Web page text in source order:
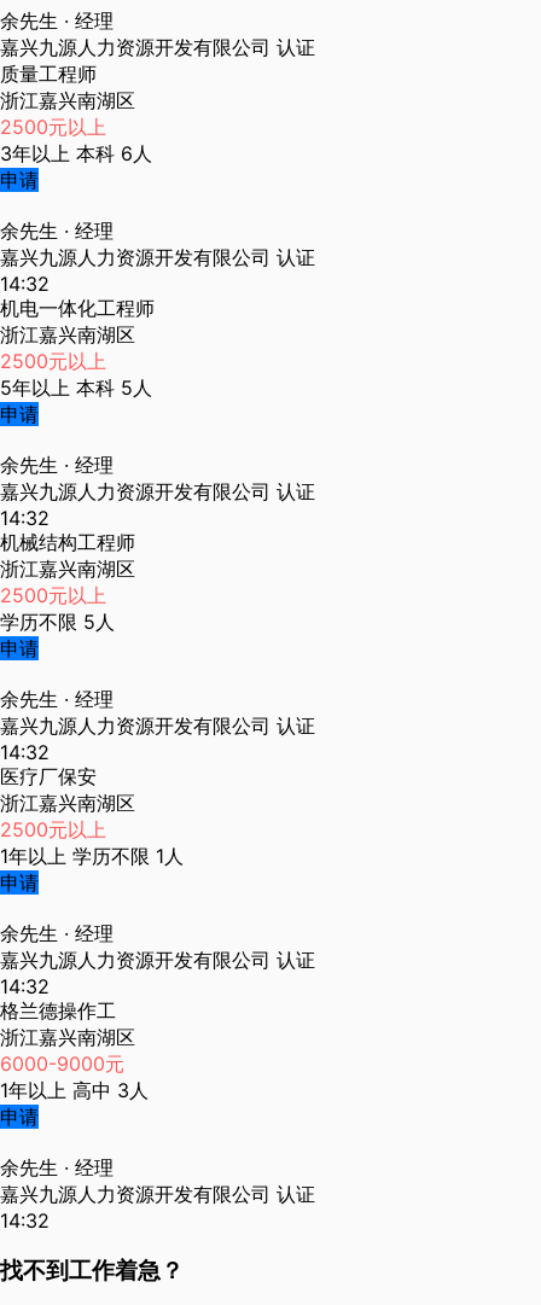
余先生 · 经理
嘉兴九源人力资源开发有限公司 认证
质量工程师
浙江嘉兴南湖区
2500元以上
3年以上 本科 6人
申请
余先生 · 经理
嘉兴九源人力资源开发有限公司 认证
14:32
机电一体化工程师
浙江嘉兴南湖区
2500元以上
5年以上 本科 5人
申请
余先生 · 经理
嘉兴九源人力资源开发有限公司 认证
14:32
机械结构工程师
浙江嘉兴南湖区
2500元以上
学历不限 5人
申请
余先生 · 经理
嘉兴九源人力资源开发有限公司 认证
14:32
医疗厂保安
浙江嘉兴南湖区
2500元以上
1年以上 学历不限 1人
申请
余先生 · 经理
嘉兴九源人力资源开发有限公司 认证
14:32
格兰德操作工
浙江嘉兴南湖区
6000-9000元
1年以上 高中 3人
申请
余先生 · 经理
嘉兴九源人力资源开发有限公司 认证
14:32
找不到工作着急？